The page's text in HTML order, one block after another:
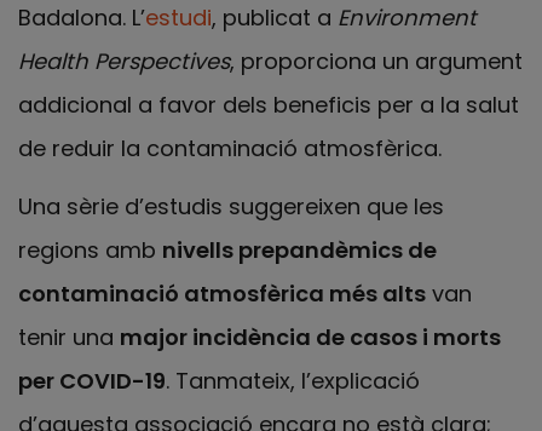
Badalona. L’estudi, publicat a Environment
Health Perspectives, proporciona un argument
addicional a favor dels beneficis per a la salut
de reduir la contaminació atmosfèrica.
Una sèrie d’estudis suggereixen que les
regions amb nivells prepandèmics de
contaminació atmosfèrica més alts van
tenir una major incidència de casos i morts
per COVID-19. Tanmateix, l’explicació
d’aquesta associació encara no està clara;